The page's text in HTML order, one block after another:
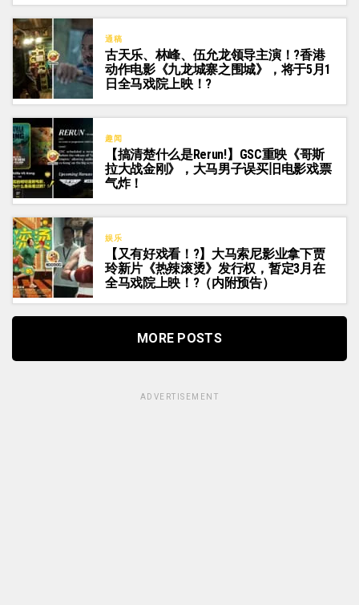
通稿
古天乐、林峰、伍允龙领导主演！?香港
动作电影《九龙城寨之围城》，将于5月1
日全马戏院上映！?
趣闻
【搞清楚什么是Rerun!】GSC重映《哥斯
拉大战金刚》，大马男子误买旧电影戏票
气炸！
娱乐
【又有好戏看！?】大马索尼影业拿下贾
玲新片《热辣滚烫》发行权，暂定3月在
全马戏院上映！?（内附预告）
MORE POSTS
ADVERTISEMENT